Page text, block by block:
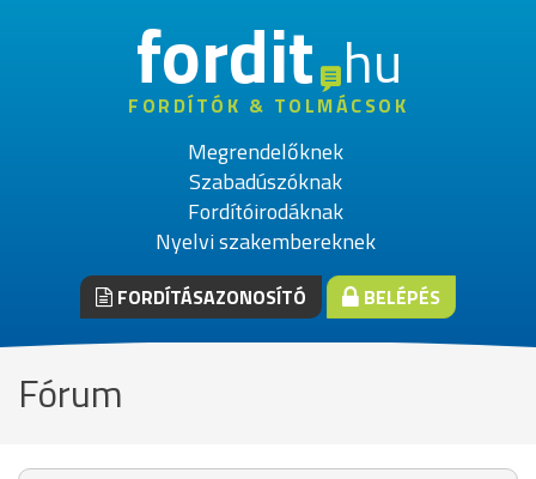
fordithu
FORDÍTÓK & TOLMÁCSOK
Megrendelőknek
Szabadúszóknak
Fordítóirodáknak
Nyelvi szakembereknek
FORDÍTÁSAZONOSÍTÓ BELÉPÉS
Fórum